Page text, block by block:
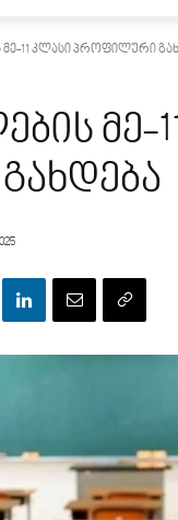
11 კლასი პროფილური
მე-